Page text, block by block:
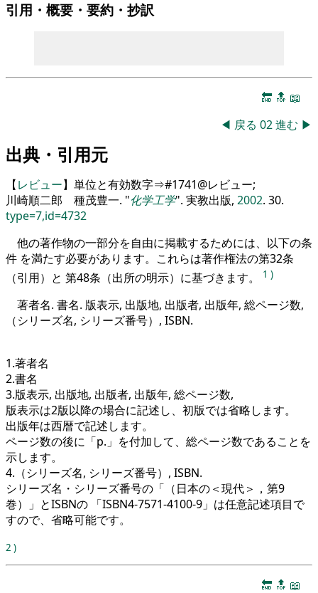
引用・概要・要約・抄訳
🔚 🔝 📖
◀ 戻る 02進む ▶
出典・引用元
【レビュー】単位と有効数字⇒#1741@レビュー;
川崎順二郎 種茂豊一.
化学工学 . 実教出版, 2002. 30.
type=7,id=4732
他の著作物の一部分を自由に掲載するためには、以下の条
件 を満たす必要があります。これらは著作権法の第32条
（引用）と 第48条（出所の明示）に基づきます。
1 )
著者名. 書名. 版表示, 出版地, 出版者, 出版年, 総ページ数,
（シリーズ名, シリーズ番号）, ISBN.
1.著者名
2.書名
3.版表示, 出版地, 出版者, 出版年, 総ページ数,
版表示は2版以降の場合に記述し、初版では省略します。
出版年は西暦で記述します。
ページ数の後に「p.」を付加して、総ページ数であることを
示します。
4.（シリーズ名, シリーズ番号）, ISBN.
シリーズ名・シリーズ番号の「（日本の＜現代＞，第9
巻）」とISBNの 「ISBN4-7571-4100-9」は任意記述項目で
すので、省略可能です。
2 )
🔚 🔝 📖